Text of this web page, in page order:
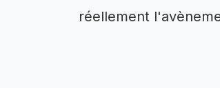
réellement